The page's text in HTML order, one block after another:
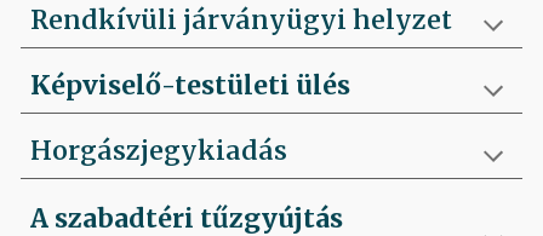
Rendkívüli járványügyi helyzet
Képviselő-testületi ülés
Horgászjegykiadás
A szabadtéri tűzgyújtás